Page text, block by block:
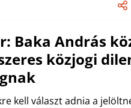
Baka András
közjogi
kell választ adnia a